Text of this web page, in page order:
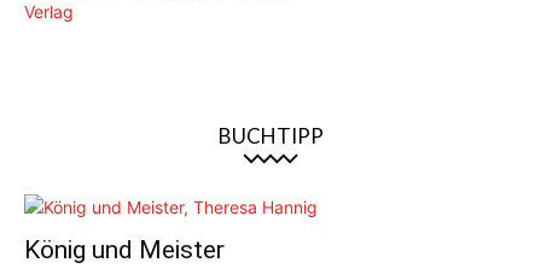
BUCHTIPP
König und Meister